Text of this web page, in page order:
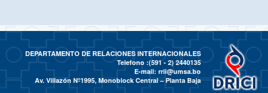
DEPARTAMENTO DE RELACIONES INTERNACIONALES
Telefono :(591 - 2)2440135
E-mail: rrii@umsa.bo
Av. Villazón Nº1995, Monoblock Central – Planta Baja